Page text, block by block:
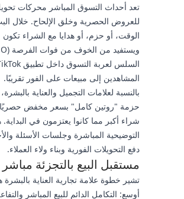
تعد أحداث التسوق المباشر محركات
للعروض الحصرية وخلق الإلحاح. خلال
الوقت، أو حزم، أو هدايا مع الشراء
المشاهدين إلى مبيعات على الفور تقريبًا.
بالنسبة لعلامات التجميل والعناية
حزمة "روتين كامل" بسعر مخفض حصريًا
شراء أكبر مما كانوا يعتزمون في
التوضيحية المباشرة وجلسات الأسئلة
دفع التحويلات الفورية وبناء ولاء العملاء.
مستقبل البيع بالتجزئة
تشير خطوة علامة تجارية العناية